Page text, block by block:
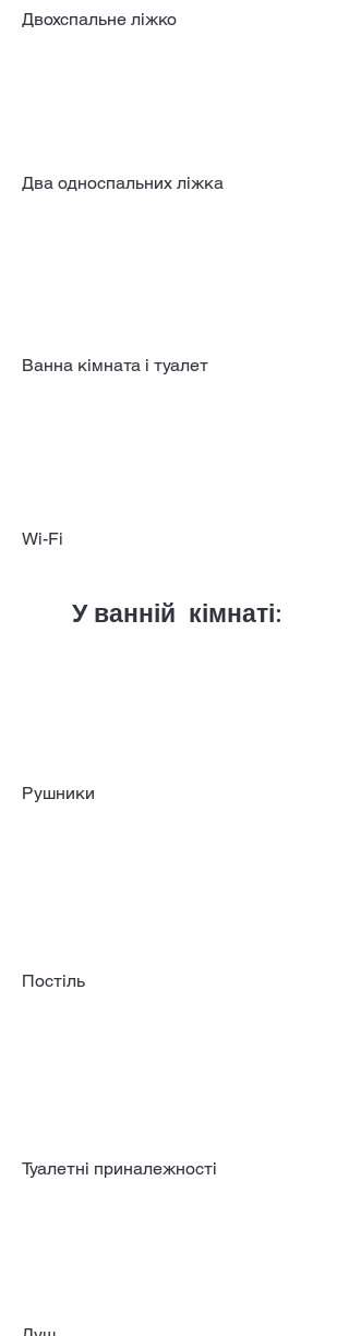
Двохспальне ліжко
Два односпальних ліжка
Ванна кімната і туалет
Wi-Fi
У ванній кімнаті:
Рушники
Постіль
Туалетні приналежності